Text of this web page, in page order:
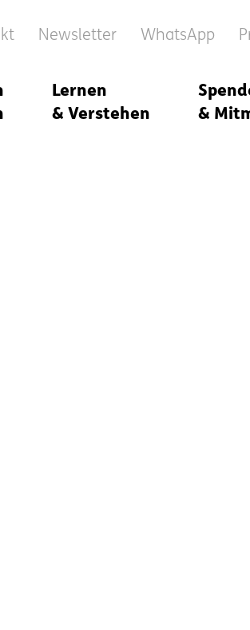
Newsletter WhatsApp
Lernen
& Verstehen
&